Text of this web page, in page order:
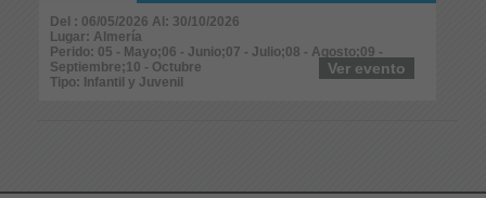
Del : 06/05/2026 Al: 30/10/2026
Lugar: Almería
Perido: 05 - Mayo;06 - Junio;07 - Julio;08 - Agosto;09 -
Septiembre;10 - Octubre
Tipo: Infantil y Juvenil
Ver evento